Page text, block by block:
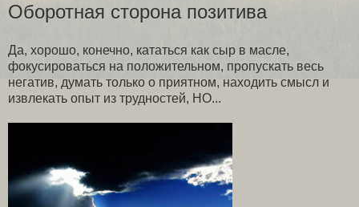
Оборотная сторона позитива
Да, хорошо, конечно, кататься как сыр в масле,
фокусироваться на положительном, пропускать весь
негатив, думать только о приятном, находить смысл и
извлекать опыт из трудностей, НО...